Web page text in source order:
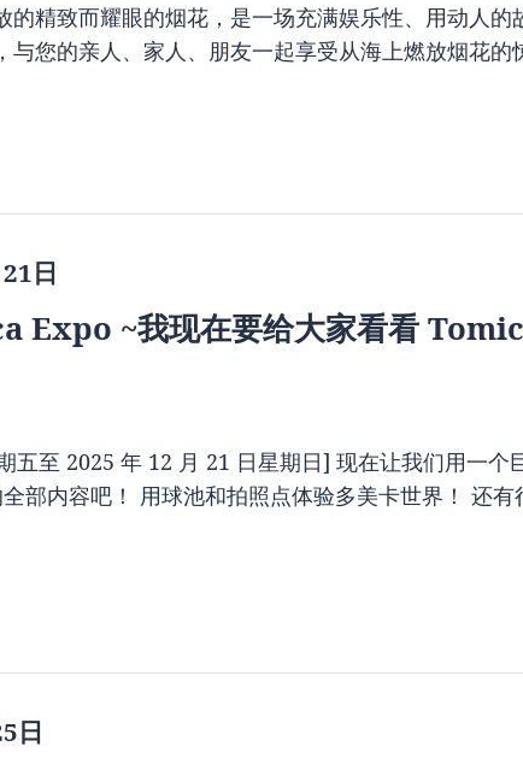
的精致而耀眼的烟花，是一场充满娱乐性、用动人的
与您的亲人、家人、朋友一起享受从海上燃放烟花的
日
Expo ~我现在要给大家看看
五至 2025 年 12 月 21 日星期日] 现在让我们用一个
部内容吧！ 用球池和拍照点体验多美卡世界！ 还有
日